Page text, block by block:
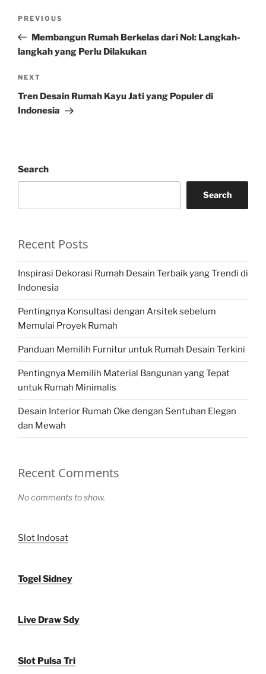
Previous
Post
PREVIOUS
Membangun Rumah Berkelas dari Nol: Langkah-
langkah yang Perlu Dilakukan
Next
Post
NEXT
Tren Desain Rumah Kayu Jati yang Populer di
Indonesia
Search
Search
Recent Posts
Inspirasi Dekorasi Rumah Desain Terbaik yang Trendi di
Indonesia
Pentingnya Konsultasi dengan Arsitek sebelum
Memulai Proyek Rumah
Panduan Memilih Furnitur untuk Rumah Desain Terkini
Pentingnya Memilih Material Bangunan yang Tepat
untuk Rumah Minimalis
Desain Interior Rumah Oke dengan Sentuhan Elegan
dan Mewah
Recent Comments
No comments to show.
Slot Indosat
Togel Sidney
Live Draw Sdy
Slot Pulsa Tri